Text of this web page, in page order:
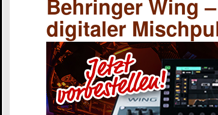
Behringer Wing
digitaler